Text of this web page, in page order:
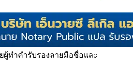
ผู้ทำคำรับรองลายมือชื่อและ